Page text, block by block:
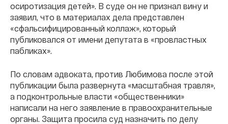
осиротизация детей». В суде он не признал вину и
заявил, что в материалах дела представлен
«сфальсифицированный коллаж», который
публиковался от имени депутата в «провластных
пабликах».
По словам адвоката, против Любимова после этой
публикации была развернута «масштабная травля»,
а подконтрольные власти «общественники»
написали на него заявление в правоохранительные
органы. Защита просила суд назначить по делу